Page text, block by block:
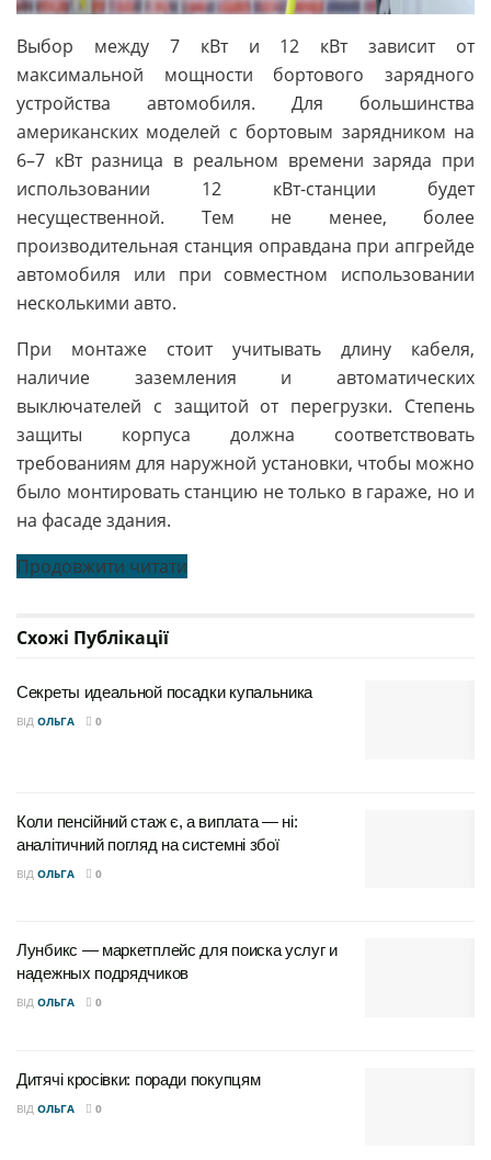
Выбор между 7 кВт и 12 кВт зависит от
максимальной мощности бортового зарядного
устройства автомобиля. Для большинства
американских моделей с бортовым зарядником на
6–7 кВт разница в реальном времени заряда при
использовании 12 кВт-станции будет
несущественной. Тем не менее, более
производительная станция оправдана при апгрейде
автомобиля или при совместном использовании
несколькими авто.
При монтаже стоит учитывать длину кабеля,
наличие заземления и автоматических
выключателей с защитой от перегрузки. Степень
защиты корпуса должна соответствовать
требованиям для наружной установки, чтобы можно
было монтировать станцию не только в гараже, но и
на фасаде здания.
Продовжити читати
Схожі Публікації
Секреты идеальной посадки купальника
ВІД ОЛЬГА 0
Коли пенсійний стаж є, а виплата — ні:
аналітичний погляд на системні збої
ВІД ОЛЬГА 0
Лунбикс — маркетплейс для поиска услуг и
надежных подрядчиков
ВІД ОЛЬГА 0
Дитячі кросівки: поради покупцям
ВІД ОЛЬГА 0